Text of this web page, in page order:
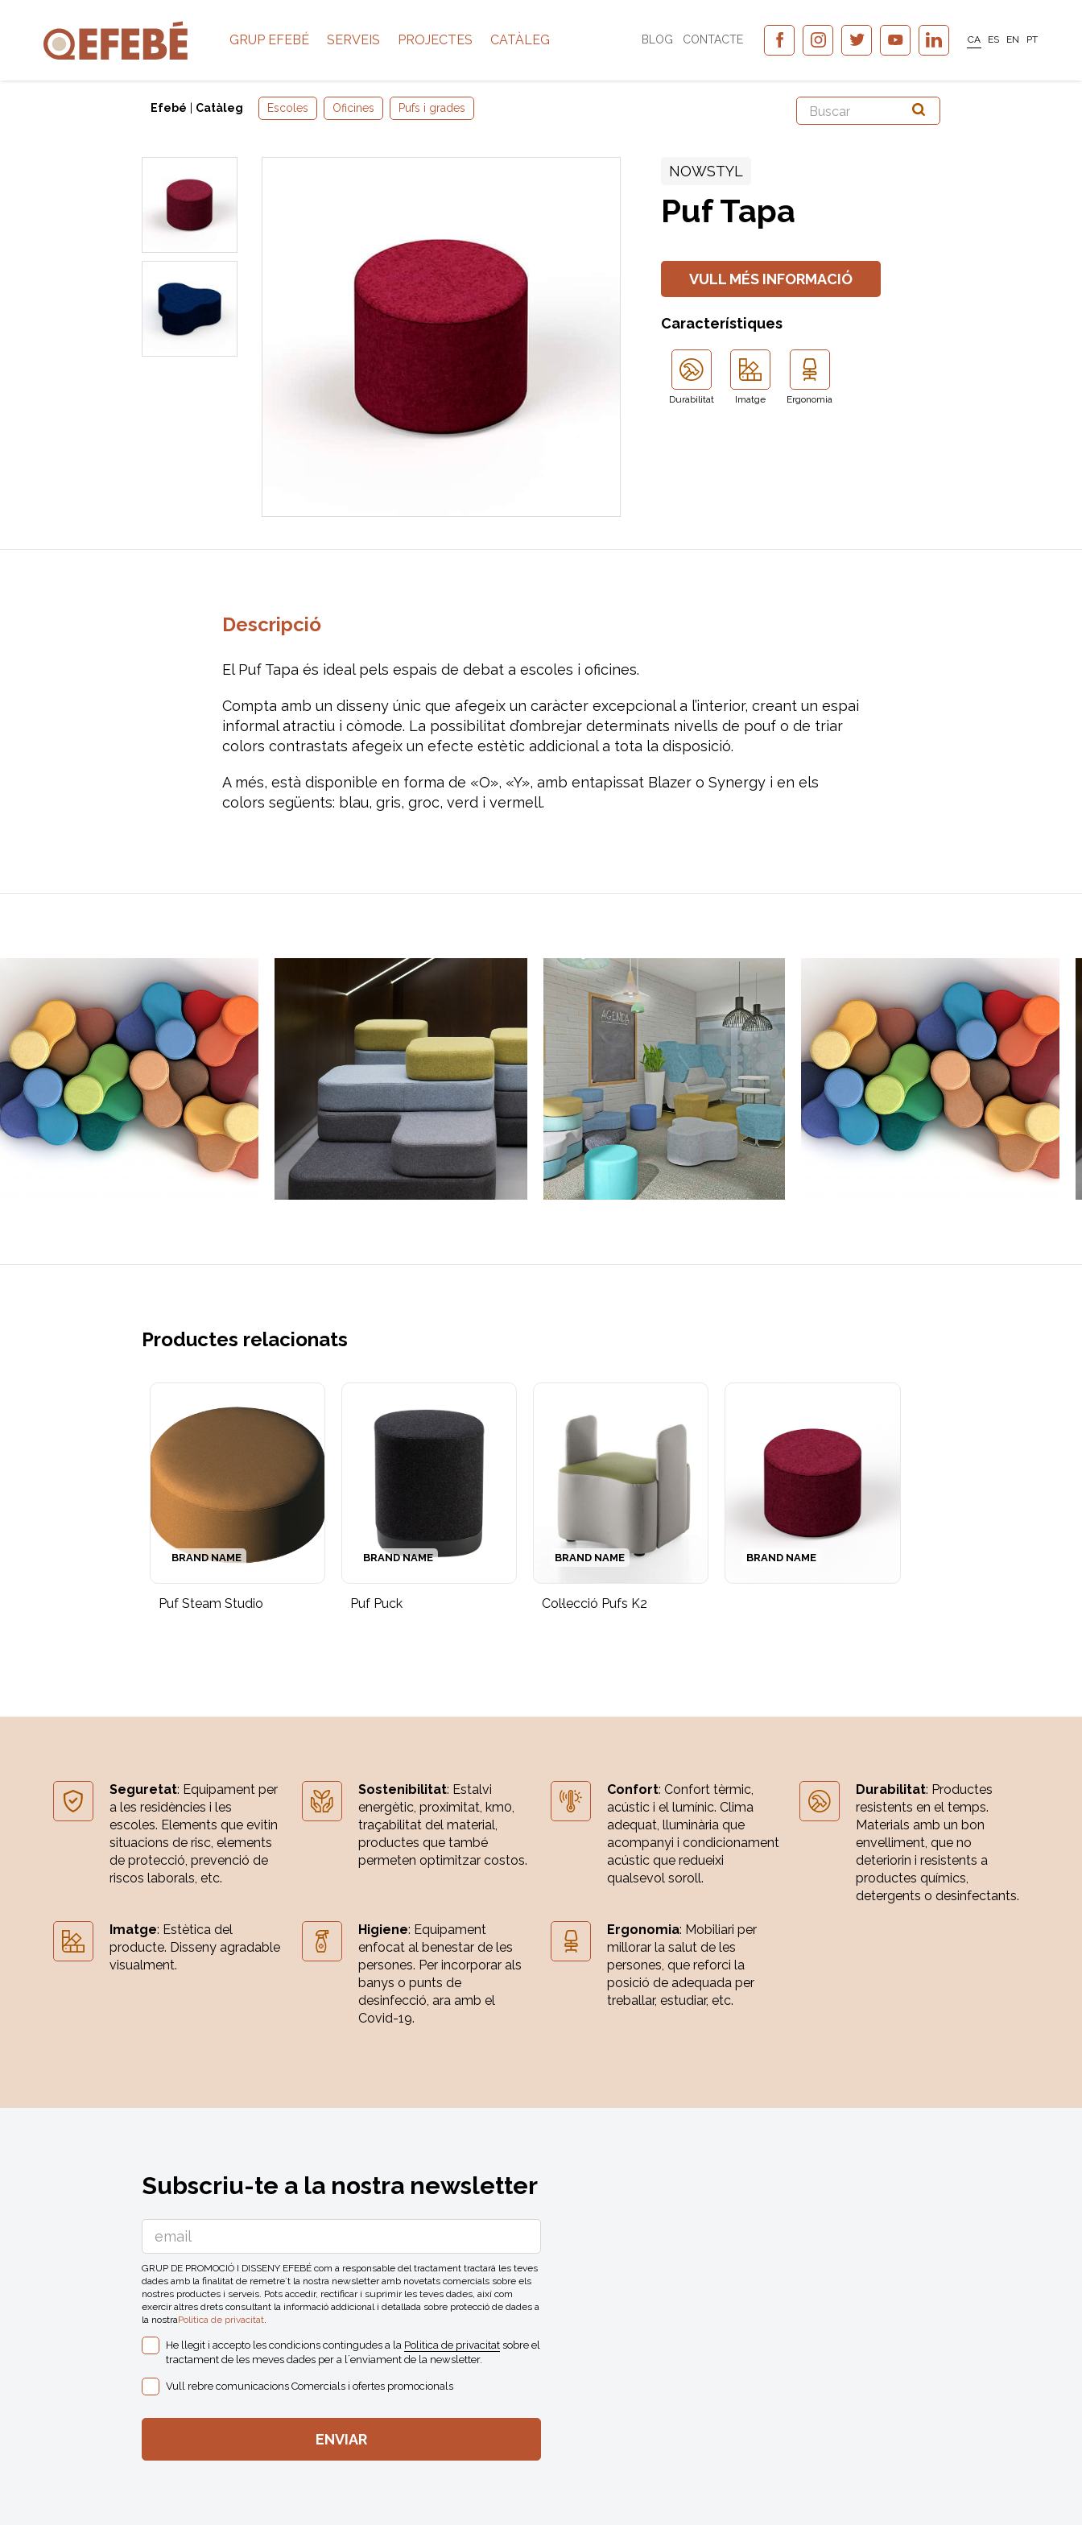
GRUP EFEBÉ SERVEIS PROJECTES CATÀLEG BLOG CONTACTE CA ES EN PT
Efebé Catàleg Escoles Oficines Pufs i grades
NOWSTYL
Puf Tapa
VULL MÉS INFORMACIÓ
Característiques
Durabilitat Imatge Ergonomia
Descripció
El Puf Tapa és ideal pels espais de debat a escoles i oficines.
Compta amb un disseny únic que afegeix un caràcter excepcional a l’interior, creant un espai
informal atractiu i còmode. La possibilitat d’ombrejar determinats nivells de pouf o de triar
colors contrastats afegeix un efecte estètic addicional a tota la disposició.
A més, està disponible en forma de «O», «Y», amb entapissat Blazer o Synergy i en els
colors següents: blau, gris, groc, verd i vermell.
Productes relacionats
Puf Steam Studio
BRAND NAME
Puf Puck
BRAND NAME
Col·lecció Pufs K2
BRAND NAME BRAND NAME
Seguretat: Equipament per
a les residències i les
escoles. Elements que evitin
situacions de risc, elements
de protecció, prevenció de
riscos laborals, etc.
Sostenibilitat: Estalvi
energètic, proximitat, km0,
traçabilitat del material,
productes que també
permeten optimitzar costos.
Confort: Confort tèrmic,
acústic i el lumínic. Clima
adequat, lluminària que
acompanyi i condicionament
acústic que redueixi
qualsevol soroll.
Durabilitat: Productes
resistents en el temps.
Materials amb un bon
envelliment, que no
deteriorin i resistents a
productes químics,
detergents o desinfectants.
Imatge: Estètica del
producte. Disseny agradable
visualment.
Higiene: Equipament
enfocat al benestar de les
persones. Per incorporar als
banys o punts de
desinfecció, ara amb el
Covid-19.
Ergonomia: Mobiliari per
millorar la salut de les
persones, que reforci la
posició de adequada per
treballar, estudiar, etc.
Subscriu-te a la nostra newsletter
GRUP DE PROMOCIÓ I DISSENY EFEBÉ com a responsable del tractament tractarà les teves
dades amb la finalitat de remetre´t la nostra newsletter amb novetats comercials sobre els
nostres productes i serveis. Pots accedir, rectificar i suprimir les teves dades, així com
exercir altres drets consultant la informació addicional i detallada sobre protecció de dades a
la nostraPolitica de privacitat.
He llegit i accepto les condicions contingudes a la Politica de privacitatsobre el
tractament de les meves dades per a l´enviament de la newsletter.
Vull rebre comunicacions Comercials i ofertes promocionals